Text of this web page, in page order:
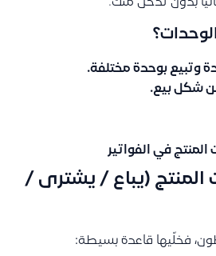
بدون تدخل منك.
وتبيع بوحدة مختلفة.
من شكل بيع.
في الفواتير
المنتج (يباع / يشترى /
فخلّيها قاعدة بسيطة: